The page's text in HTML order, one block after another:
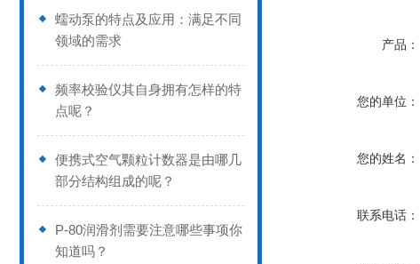
蠕动泵的特点及应用：满足不同
领域的需求
频率校验仪其自身拥有怎样的特
点呢？
便携式空气颗粒计数器是由哪几
部分结构组成的呢？
P-80润滑剂需要注意哪些事项你
知道吗？
产品：
您的单位：
您的姓名：
联系电话：